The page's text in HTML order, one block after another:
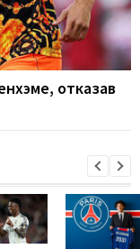
отказав